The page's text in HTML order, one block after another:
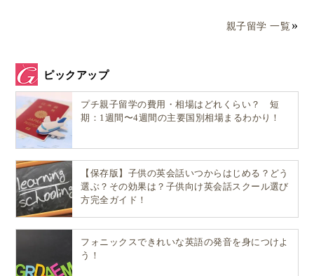
親子留学 一覧
ピックアップ
プチ親子留学の費用・相場はどれくらい？ 短
期：1週間〜4週間の主要国別相場まるわかり！
【保存版】子供の英会話いつからはじめる？どう
選ぶ？その効果は？子供向け英会話スクール選び
方完全ガイド！
フォニックスできれいな英語の発音を身につけよ
う！